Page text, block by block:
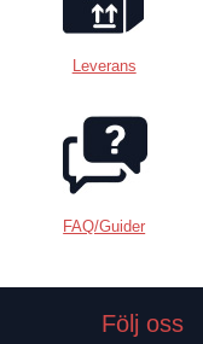
Leverans
FAQ/Guider
Följ oss